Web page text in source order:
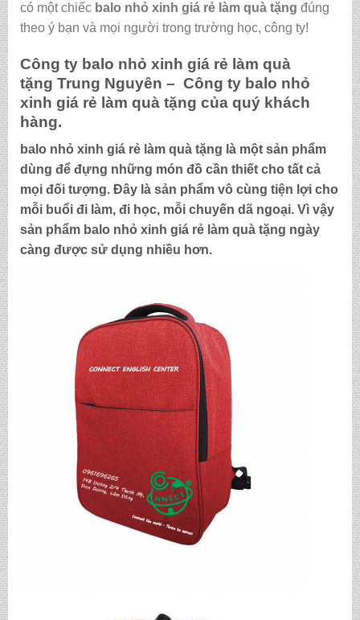
có một chiếc balo nhỏ xinh giá rẻ làm quà tặng đúng
theo ý bạn và mọi người trong trường học, công ty!
Công ty balo nhỏ xinh giá rẻ làm quà
tặng Trung Nguyên – Công ty balo nhỏ
xinh giá rẻ làm quà tặng của quý khách
hàng.
balo nhỏ xinh giá rẻ làm quà tặng là một sản phẩm
dùng để đựng những món đồ cần thiết cho tất cả
mọi đối tượng. Đây là sản phẩm vô cùng tiện lợi cho
mỗi buổi đi làm, đi học, mỗi chuyến dã ngoại. Vì vậy
sản phẩm balo nhỏ xinh giá rẻ làm quà tặng ngày
càng được sử dụng nhiều hơn.